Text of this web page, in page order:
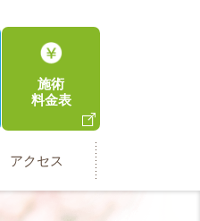
施術
料金表
アクセス